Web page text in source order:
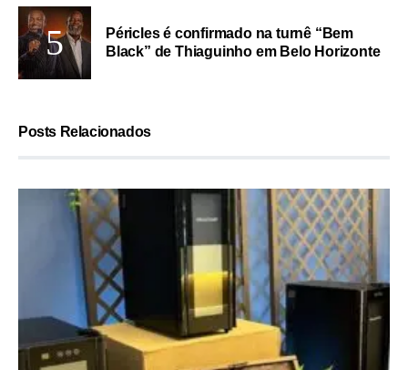
Péricles é confirmado na turnê “Bem
Black” de Thiaguinho em Belo Horizonte
Posts Relacionados